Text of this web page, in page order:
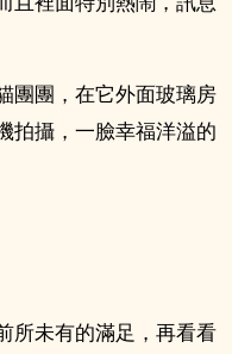
團團，在它外面玻璃房
拍攝，一臉幸福洋溢的
所未有的滿足，再看看